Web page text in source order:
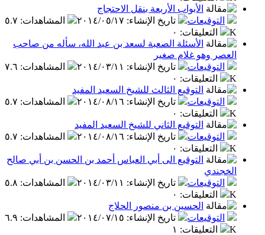
الأبواب الأربعة بنقل الاحتجاج
التوقيعات
تاريخ الإنشاء: ٢٠١٤/٠٥/١٧ المشاهدات: ٥.٧
K
التعليقات: ٠
الأسئلة الصعبة لسعد بن عبد الله، سأله من صاحب
العصر وهو غلام صغير
التوقيعات
تاريخ الإنشاء: ٢٠١٤/٠٣/١١ المشاهدات: ٧.٦
K
التعليقات: ٠
التوقيع الثالث للشيخ السعيد المفيد
التوقيعات
تاريخ الإنشاء: ٢٠١٤/٠٨/١٦ المشاهدات: ٥.٧
K
التعليقات: ٠
التوقيع الثاني للشيخ السعيد المفيد
التوقيعات
تاريخ الإنشاء: ٢٠١٤/٠٨/١٦ المشاهدات: ٥.٧
K
التعليقات: ٠
التوقيع الى أبي العباس أحمد بن الحسن بن أبي صالح
الخجندي
التوقيعات
تاريخ الإنشاء: ٢٠١٤/٠٣/١١ المشاهدات: ٥.٨
K
التعليقات: ٠
الحسين بن منصور الحلاج
التوقيعات
تاريخ الإنشاء: ٢٠١٤/٠٧/١٥ المشاهدات: ٦.٩
K
التعليقات: ١